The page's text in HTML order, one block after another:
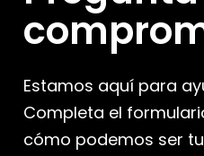
Estamos aquí para
Completa el
cómo podemos ser